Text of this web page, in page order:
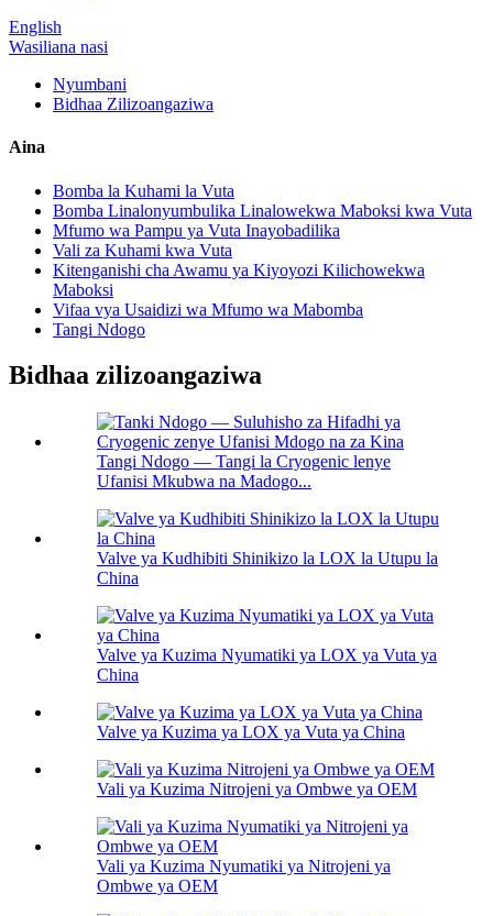
English
Wasiliana nasi
Nyumbani
Bidhaa Zilizoangaziwa
Aina
Bomba la Kuhami la Vuta
Bomba Linalonyumbulika Linalowekwa Maboksi kwa Vuta
Mfumo wa Pampu ya Vuta Inayobadilika
Vali za Kuhami kwa Vuta
Kitenganishi cha Awamu ya Kiyoyozi Kilichowekwa
Maboksi
Vifaa vya Usaidizi wa Mfumo wa Mabomba
Tangi Ndogo
Bidhaa zilizoangaziwa
Tangi Ndogo — Tangi la Cryogenic lenye
Ufanisi Mkubwa na Madogo...
Valve ya Kudhibiti Shinikizo la LOX la Utupu la
China
Valve ya Kuzima Nyumatiki ya LOX ya Vuta ya
China
Valve ya Kuzima ya LOX ya Vuta ya China
Vali ya Kuzima Nitrojeni ya Ombwe ya OEM
Vali ya Kuzima Nyumatiki ya Nitrojeni ya
Ombwe ya OEM